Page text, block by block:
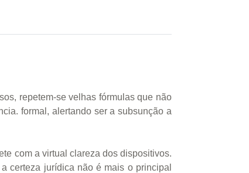
repetem-se velhas fórmulas que não
formal, alertando ser a subsunção a
com a virtual clareza dos dispositivos.
certeza jurídica não é mais o principal